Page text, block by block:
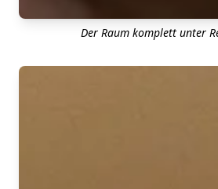
Der Raum komplett unter